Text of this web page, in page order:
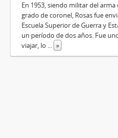
En 1953, siendo militar del
grado de coronel, Rosas fue
Escuela Superior de Guerra y
un período de dos años. Fue
viajar, lo ... »